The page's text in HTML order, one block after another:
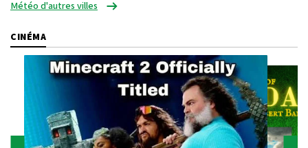
Météo d'autres villes
CINÉMA